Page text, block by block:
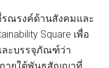
ณรงค์ด้านสังคมและ
Square เพื่อ
ละบรรจุภัณฑ์ว่า
ภายใต้พันธสัญญาที่